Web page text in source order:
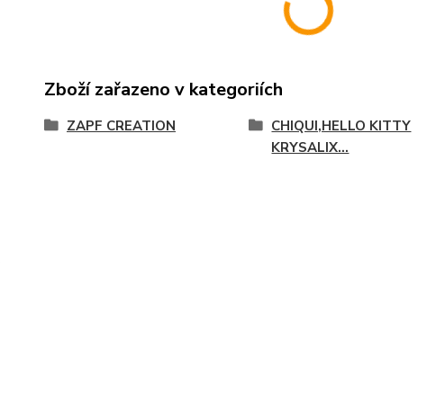
Zboží zařazeno v kategoriích
ZAPF CREATION
CHIQUI,HELLO KITTY
KRYSALIX...